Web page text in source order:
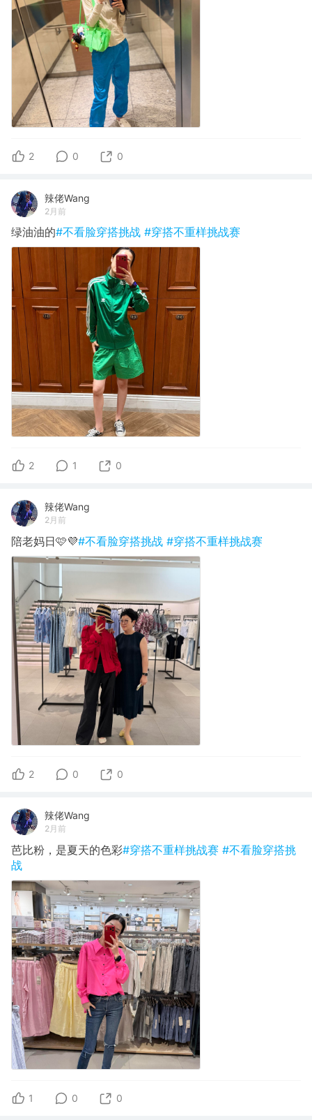
2 0 0
辣佬Wang
2月前
绿油油的#不看脸穿搭挑战 #穿搭不重样挑战赛
2 1 0
辣佬Wang
2月前
陪老妈日🩷💜#不看脸穿搭挑战 #穿搭不重样挑战赛
2 0 0
辣佬Wang
2月前
芭比粉，是夏天的色彩#穿搭不重样挑战赛 #不看脸穿搭挑
战
1 0 0